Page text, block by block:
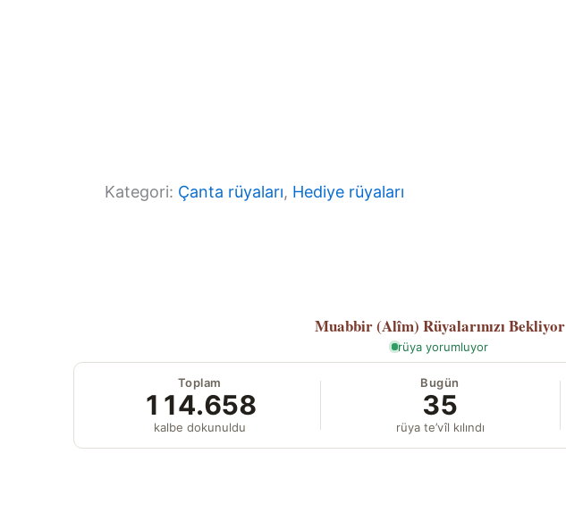
Kategori: Çanta rüyaları, Hediye rüyaları
Muabbir (Alîm) Rüyalarınızı Bekliyor
rüya yorumluyor
Toplam
114.658
kalbe dokunuldu
Bugün
35
rüya te’vîl kılındı